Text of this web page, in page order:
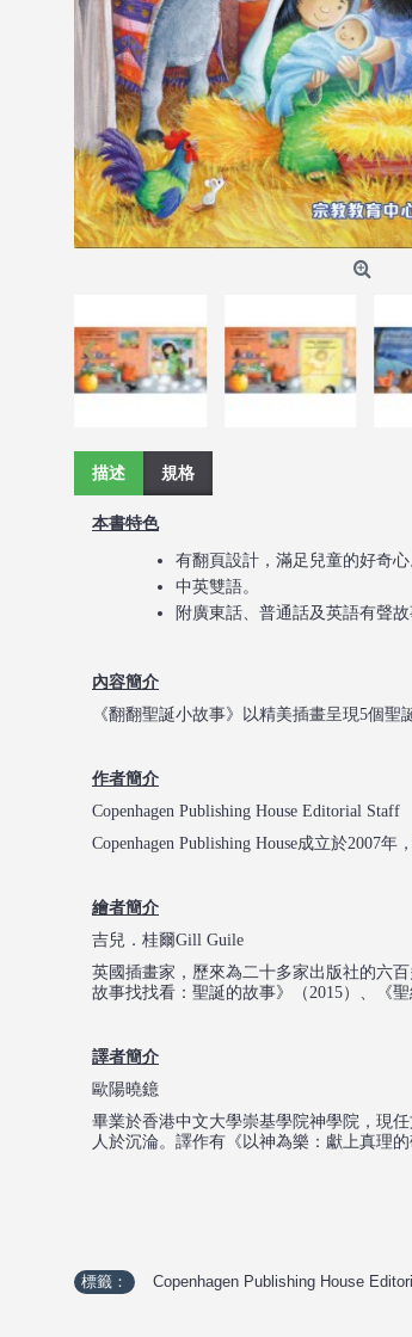
描述 規格
本書特色
有翻頁設計，滿足兒童的好奇心
中英雙語。
附廣東話、普通話及英語有聲故
內容簡介
《翻翻聖誕小故事》以精美插畫呈現5個
作者簡介
Copenhagen Publishing House Editorial Staff
Copenhagen Publishing House成立於2007
繪者簡介
吉兒．桂爾Gill Guile
英國插畫家，歷來為二十多家出版社的六
故事找找看：聖誕的故事》（2015）、《
譯者簡介
歐陽曉鐿
畢業於香港中文大學崇基學院神學院，現
人於沉淪。譯作有《以神為樂：獻上真理
標籤： Copenhagen Publishing House